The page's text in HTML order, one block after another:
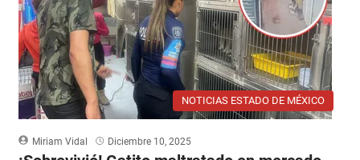
NOTICIAS ESTADO DE MÉXICO
Miriam Vidal Diciembre 10, 2025